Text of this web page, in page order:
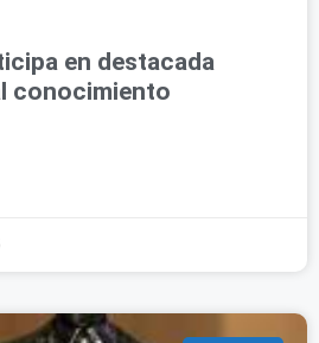
en destacada
conocimiento